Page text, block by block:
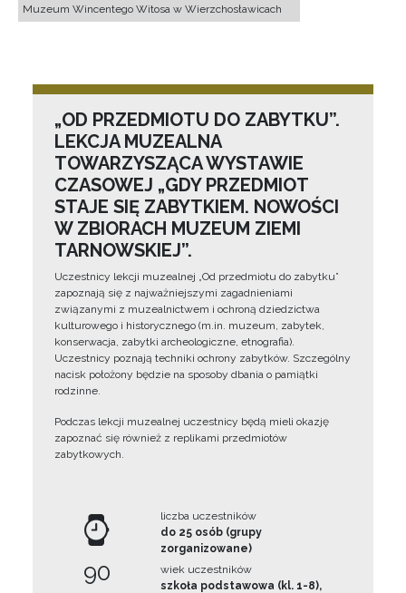
Muzeum Wincentego Witosa w Wierzchosławicach
„OD PRZEDMIOTU DO ZABYTKU”.
LEKCJA MUZEALNA
TOWARZYSZĄCA WYSTAWIE
CZASOWEJ „GDY PRZEDMIOT
STAJE SIĘ ZABYTKIEM. NOWOŚCI
W ZBIORACH MUZEUM ZIEMI
TARNOWSKIEJ”.
Uczestnicy lekcji muzealnej „Od przedmiotu do zabytku”
zapoznają się z najważniejszymi zagadnieniami
związanymi z muzealnictwem i ochroną dziedzictwa
kulturowego i historycznego (m.in. muzeum, zabytek,
konserwacja, zabytki archeologiczne, etnografia).
Uczestnicy poznają techniki ochrony zabytków. Szczególny
nacisk położony będzie na sposoby dbania o pamiątki
rodzinne.
Podczas lekcji muzealnej uczestnicy będą mieli okazję
zapoznać się również z replikami przedmiotów
zabytkowych.
90
liczba uczestników
do 25 osób (grupy
zorganizowane)
wiek uczestników
szkoła podstawowa (kl. 1-8),